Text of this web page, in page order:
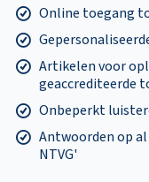
Online toegang
Artikelen voor
geaccrediteerde
Onbeperkt
Antwoorden op
NTVG'